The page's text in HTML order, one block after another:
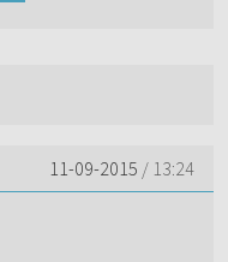
11-09-2015 / 13:24